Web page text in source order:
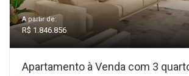
A partir de:
R$ 1.846.856
Apartamento à Venda com 3